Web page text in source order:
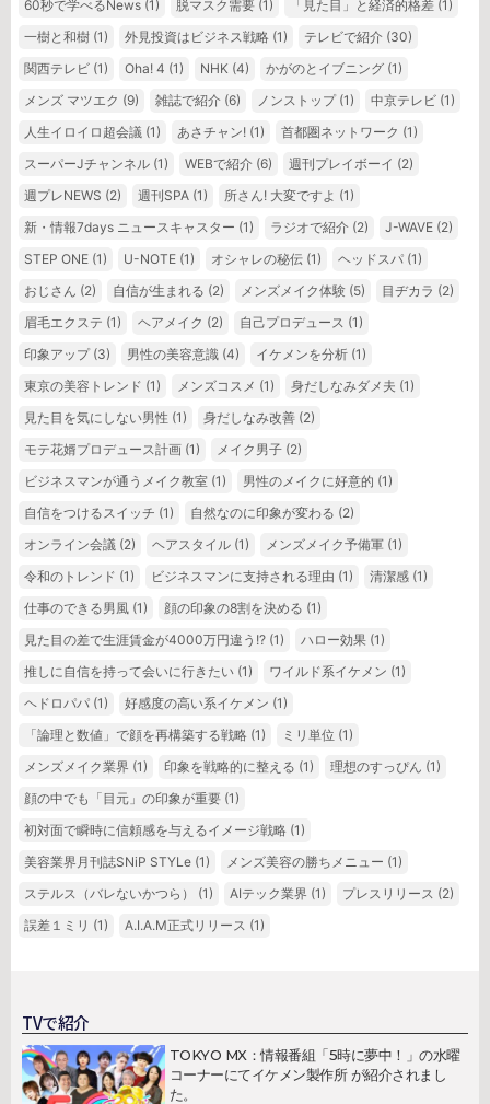
60秒で学べるNews (1) 脱マスク需要 (1) 「見た目」と経済的格差 (1)
一樹と和樹 (1) 外見投資はビジネス戦略 (1) テレビで紹介 (30)
関西テレビ (1) Oha! 4 (1) NHK (4) かがのとイブニング (1)
メンズ マツエク (9) 雑誌で紹介 (6) ノンストップ (1) 中京テレビ (1)
人生イロイロ超会議 (1) あさチャン! (1) 首都圏ネットワーク (1)
スーパーJチャンネル (1) WEBで紹介 (6) 週刊プレイボーイ (2)
週プレNEWS (2) 週刊SPA (1) 所さん! 大変ですよ (1)
新・情報7days ニュースキャスター (1) ラジオで紹介 (2) J-WAVE (2)
STEP ONE (1) U-NOTE (1) オシャレの秘伝 (1) ヘッドスパ (1)
おじさん (2) 自信が生まれる (2) メンズメイク体験 (5) 目ヂカラ (2)
眉毛エクステ (1) ヘアメイク (2) 自己プロデュース (1)
印象アップ (3) 男性の美容意識 (4) イケメンを分析 (1)
東京の美容トレンド (1) メンズコスメ (1) 身だしなみダメ夫 (1)
見た目を気にしない男性 (1) 身だしなみ改善 (2)
モテ花婿プロデュース計画 (1) メイク男子 (2)
ビジネスマンが通うメイク教室 (1) 男性のメイクに好意的 (1)
自信をつけるスイッチ (1) 自然なのに印象が変わる (2)
オンライン会議 (2) ヘアスタイル (1) メンズメイク予備軍 (1)
令和のトレンド (1) ビジネスマンに支持される理由 (1) 清潔感 (1)
仕事のできる男風 (1) 顔の印象の8割を決める (1)
見た目の差で生涯賃金が4000万円違う!? (1) ハロー効果 (1)
推しに自信を持って会いに行きたい (1) ワイルド系イケメン (1)
ヘドロパパ (1) 好感度の高い系イケメン (1)
「論理と数値」で顔を再構築する戦略 (1) ミリ単位 (1)
メンズメイク業界 (1) 印象を戦略的に整える (1) 理想のすっぴん (1)
顔の中でも「目元」の印象が重要 (1)
初対面で瞬時に信頼感を与えるイメージ戦略 (1)
美容業界月刊誌SNiP STYLe (1) メンズ美容の勝ちメニュー (1)
ステルス（バレないかつら） (1) AIテック業界 (1) プレスリリース (2)
誤差１ミリ (1) A.I.A.M正式リリース (1)
TVで紹介
TOKYO MX：情報番組「5時に夢中！」の水曜
コーナーにてイケメン製作所 が紹介されまし
た。